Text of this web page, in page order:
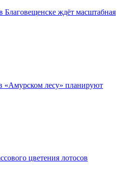
ждёт масштабная
«Амурском лесу» планируют
цветения лотосов